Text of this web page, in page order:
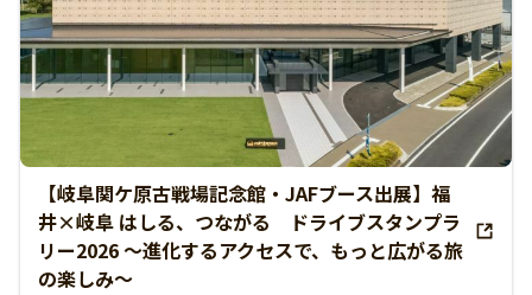
【岐阜関ケ原古戦場記念館・JAFブース出展】福
井×岐阜 はしる、つながる ドライブスタンプラ
リー2026 ～進化するアクセスで、もっと広がる旅
の楽しみ～